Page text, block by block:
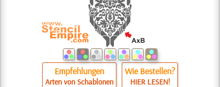
Empfehlungen
Arten von Schablonen
Wie Bestellen?
HIER LESEN!